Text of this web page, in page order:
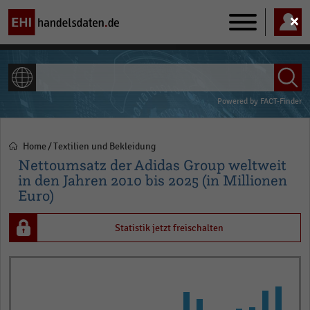
Main
navigation
Powered by FACT-Finder
Pfadnavigation
Home Textilien und Bekleidung
Nettoumsatz der Adidas Group weltweit
in den Jahren 2010 bis 2025 (in Millionen
Euro)
Statistik jetzt freischalten